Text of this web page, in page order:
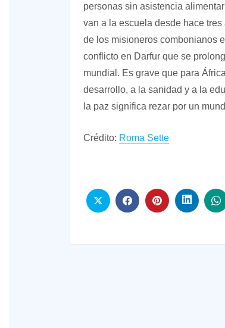
personas sin asistencia
van a la escuela desde hace
de los misioneros combonianos
conflicto en Darfur que se
mundial. Es grave que para
desarrollo, a la sanidad y a la
la paz significa rezar por un
Crédito: Roma Sette